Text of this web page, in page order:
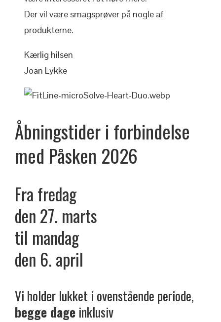
Der vil være smagsprøver på nogle af
produkterne.
Kærlig hilsen
Joan Lykke
Åbningstider i forbindelse
med Påsken 2026
Fra fredag
den 27. marts
til mandag
den 6. april
Vi holder lukket i ovenstående periode,
begge dageinklusiv